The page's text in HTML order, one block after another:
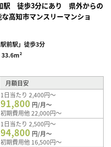
駅 徒歩3分にあり 県外からの
高知市マンスリーマンショ
前駅」徒歩3分
33.6m²
月額目安
1日当たり 2,400円～
91,800 円/月～
初期費用他 22,000円～
1日当たり 2,500円～
94,800 円/月～
初期費用他 16,500円～